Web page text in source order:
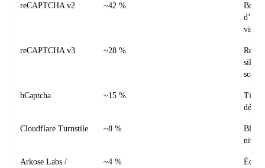
reCAPTCHA v2 ~42 %
reCAPTCHA v3 ~28 %
Rejet
score
hCaptcha ~15 %
défi
Cloudflare Turnstile ~8 %
Arkose Labs /
~4 %